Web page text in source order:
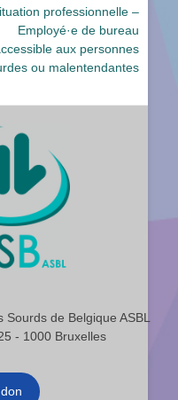
:
professionnelle –
Employé·e de bureau
aux personnes
ou malentendantes
de Belgique ASBL
- 1000 Bruxelles